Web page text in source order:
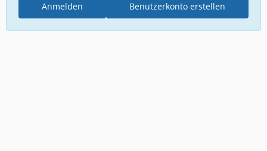
Benutzerkonto erstellen
Anmelden